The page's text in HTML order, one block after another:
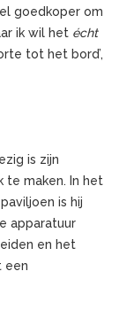
goedkoper om
ik wil het écht
tot het bord’,
is zijn
te maken. In het
is hij
apparatuur
en het
een